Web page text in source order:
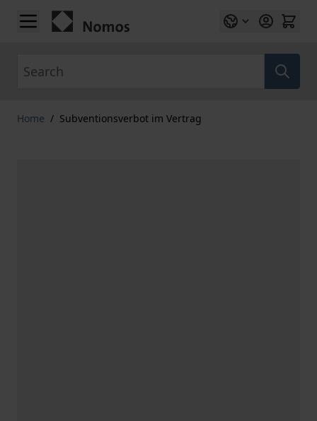
Skip to Content
Home / Subventionsverbot im Vertrag